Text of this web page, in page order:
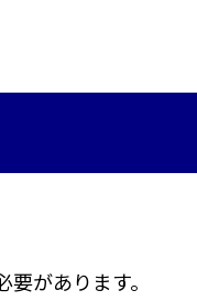
があります。